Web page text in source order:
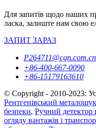
Для запитів щодо наших
ласка, залиште нам свою
ЗАПИТ ЗАРАЗ
+86-400-667-0090
+86-15179163610
© Copyright - 2010-2023:
Рентгенівський
безпеки, Ручний детектор
огляду вантажів і